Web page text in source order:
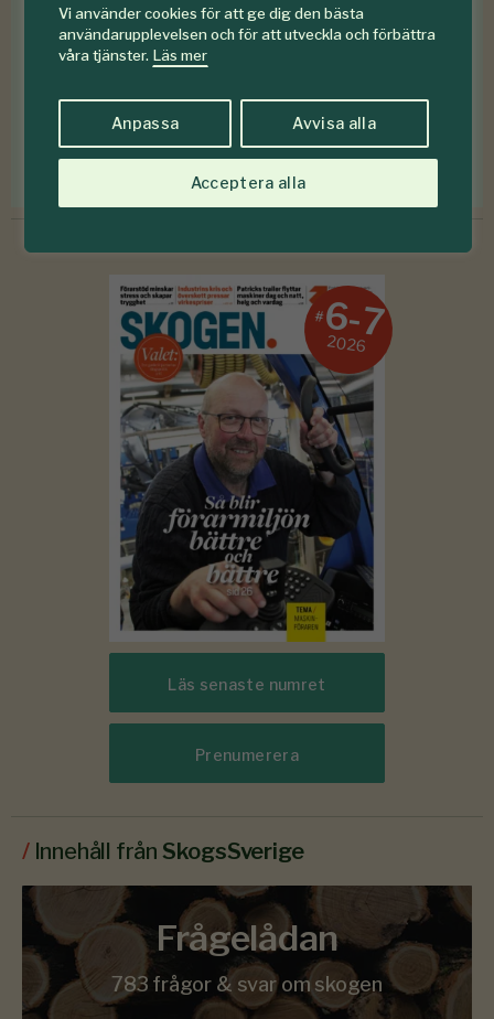
Vi använder cookies för att ge dig den bästa
användarupplevelsen och för att utveckla och förbättra
våra tjänster. Läs mer
Anpassa Avvisa alla
Acceptera alla
Medlemsförmåner
medlemsförmånerför mindre än en krona om
Förmåner för dig som är medlem
#6-7
2026
Läs senaste numret
Prenumerera
/ Innehåll från SkogsSverige
Frågelådan
783 frågor & svar om skogen